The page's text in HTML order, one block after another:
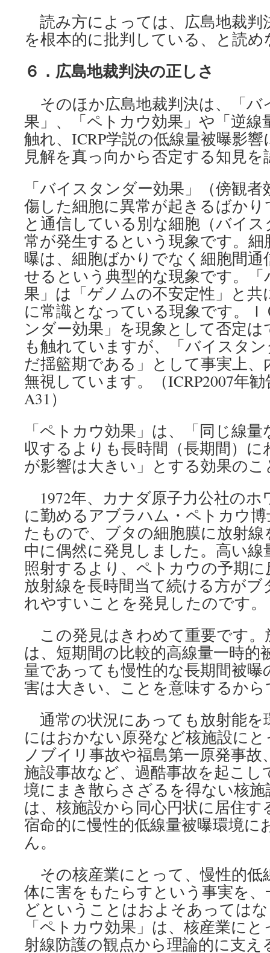
読み方によっては、広島地裁判
を根本的に批判している、と読
６．広島地裁判決の正しさ
そのほか広島地裁判決は、「バ
果」、「ペトカウ効果」や「逆線
触れ、ICRP学説の低線量被曝影
見解を真っ向から否定する知見
「バイスタンダー効果」（傍観
傷した細胞に異常が起きるばか
と通信している別な細胞（バイ
常が発生するという現象です。
曝は、細胞ばかりでなく細胞間
せるという典型的な現象です。
果」は「ゲノムの不安定性」と
に常識となっている現象です。
ンダー効果」を現象として否定
も触れていますが、「バイスタ
だ揺籃期である」として事実上
無視しています。（ICRP2007年
A31）
「ペトカウ効果」は、「同じ線
収するよりも長時間（長期間）
が影響は大きい」とする効果の
1972年、カナダ原子力公社のホ
に勤めるアブラハム・ペトカウ
たもので、ブタの細胞膜に放射
中に偶然に発見しました。高い線
照射するより、ペトカウの予期
放射線を長時間当て続ける方が
れやすいことを発見したのです。
この発見はきわめて重要です。
は、短期間の比較的高線量一時的
量であっても慢性的な長期間被
害は大きい、ことを意味するから
通常の状況にあっても放射能を
にはおかない原発など核施設に
ノブイリ事故や福島第一原発事
施設事故など、過酷事故を起こし
境にまき散らさざるを得ない核
は、核施設から同心円状に居住す
宿命的に慢性的低線量被曝環境に
ん。
その核産業にとって、慢性的低
体に害をもたらすという事実を
どということはおよそあっては
「ペトカウ効果」は、核産業に
射線防護の観点から理論的に支え